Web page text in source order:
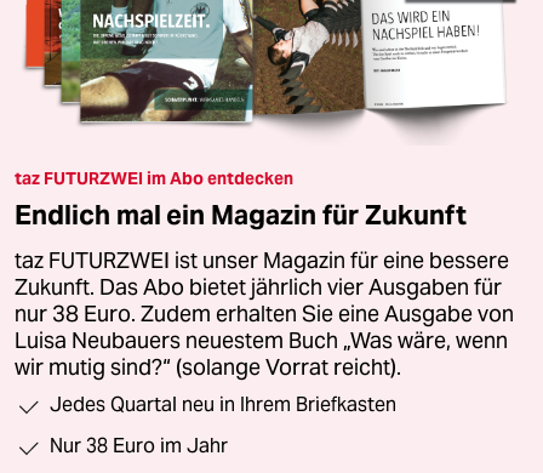
taz FUTURZWEI im Abo entdecken
Endlich mal ein Magazin für Zukunft
taz FUTURZWEI ist unser Magazin für eine bessere
Zukunft. Das Abo bietet jährlich vier Ausgaben für
nur 38 Euro. Zudem erhalten Sie eine Ausgabe von
Luisa Neubauers neuestem Buch „Was wäre, wenn
wir mutig sind?“ (solange Vorrat reicht).
Jedes Quartal neu in Ihrem Briefkasten
Nur 38 Euro im Jahr